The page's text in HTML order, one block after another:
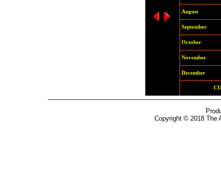
August
September
October
November
December
Copyright © 2018 The